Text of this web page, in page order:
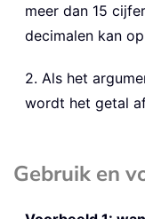
meer dan 15
decimalen kan
2. Als het
wordt het getal
Gebruik en